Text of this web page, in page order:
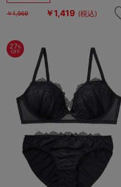
￥1,969 ￥1,419 (税込)
27%
OFF